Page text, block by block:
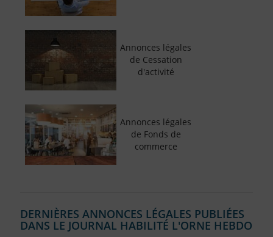
Annonces légales
de Cessation
d'activité
Annonces légales
de Fonds de
commerce
DERNIÈRES ANNONCES LÉGALES PUBLIÉES
DANS LE JOURNAL HABILITÉ L'ORNE HEBDO